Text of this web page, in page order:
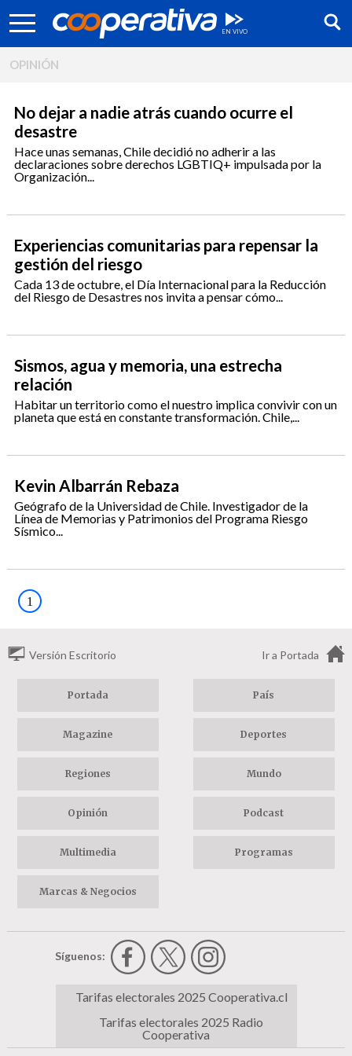
Síguenos:
OPINIÓN
No dejar a nadie atrás cuando ocurre el
desastre
Hace unas semanas, Chile decidió no adherir a las
declaraciones sobre derechos LGBTIQ+ impulsada por la
Organización...
Experiencias comunitarias para repensar la
gestión del riesgo
Cada 13 de octubre, el Día Internacional para la Reducción
del Riesgo de Desastres nos invita a pensar cómo...
Sismos, agua y memoria, una estrecha
relación
Habitar un territorio como el nuestro implica convivir con un
planeta que está en constante transformación. Chile,...
Kevin Albarrán Rebaza
Geógrafo de la Universidad de Chile. Investigador de la
Línea de Memorias y Patrimonios del Programa Riesgo
Sísmico...
1
Versión Escritorio Ir a Portada
Portada País
Magazine Deportes
Regiones Mundo
Opinión Podcast
Multimedia Programas
Marcas & Negocios
Síguenos:
Tarifas electorales 2025 Cooperativa.cl
Tarifas electorales 2025 Radio
Cooperativa